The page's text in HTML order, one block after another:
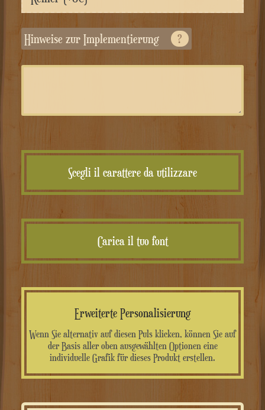
Hinweise zur Implementierung ?
Scegli il carattere da utilizzare
Carica il tuo font
Erweiterte Personalisierung
Wenn Sie alternativ auf diesen Puls klicken, können Sie auf
der Basis aller oben ausgewählten Optionen eine
individuelle Grafik für dieses Produkt erstellen.